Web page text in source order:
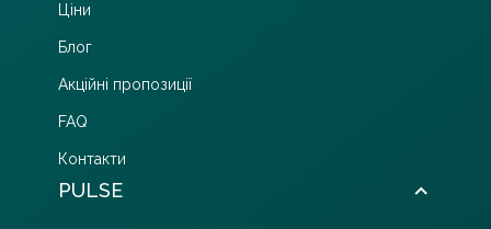
Ціни
Блог
Акційні пропозиції
FAQ
Контакти
PULSE